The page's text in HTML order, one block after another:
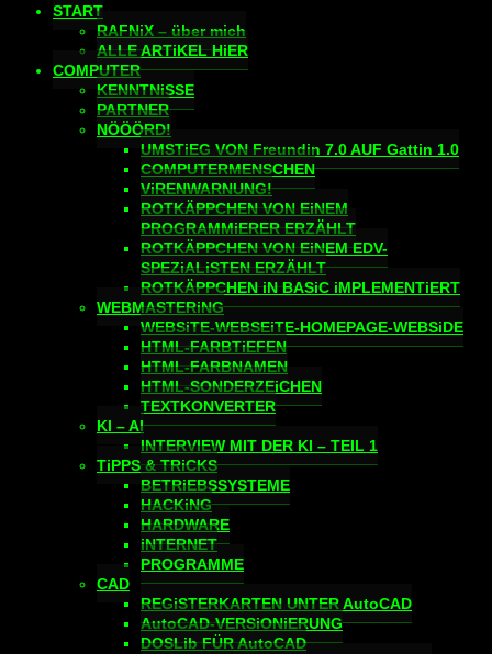
START
RAFNiX – über mich
ALLE ARTiKEL HiER
COMPUTER
KENNTNiSSE
PARTNER
NÖÖÖRD!
UMSTiEG VON Freundin 7.0 AUF Gattin 1.0
COMPUTERMENSCHEN
ViRENWARNUNG!
ROTKÄPPCHEN VON EiNEM
PROGRAMMiERER ERZÄHLT
ROTKÄPPCHEN VON EiNEM EDV-
SPEZiALiSTEN ERZÄHLT
ROTKÄPPCHEN iN BASiC iMPLEMENTiERT
WEBMASTERiNG
WEBSiTE-WEBSEiTE-HOMEPAGE-WEBSiDE
HTML-FARBTiEFEN
HTML-FARBNAMEN
HTML-SONDERZEiCHEN
TEXTKONVERTER
KI – AI
INTERVIEW MIT DER KI – TEIL 1
TiPPS & TRiCKS
BETRiEBSSYSTEME
HACKiNG
HARDWARE
iNTERNET
PROGRAMME
CAD
REGiSTERKARTEN UNTER AutoCAD
AutoCAD-VERSiONiERUNG
DOSLib FÜR AutoCAD